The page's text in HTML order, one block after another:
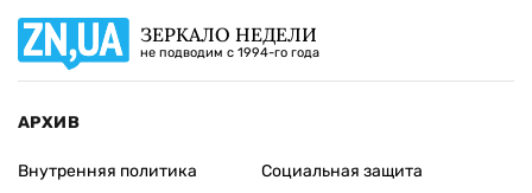
ЗЕРКАЛО НЕДЕЛИ
не подводим с 1994-го года
АРХИВ
Внутренняя политика
Социальная защита